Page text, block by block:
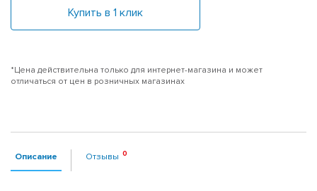
Купить в 1 клик
*Цена действительна только для интернет-магазина и может
отличаться от цен в розничных магазинах
Описание Отзывы